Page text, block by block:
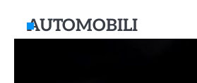
AUTOMOBILI